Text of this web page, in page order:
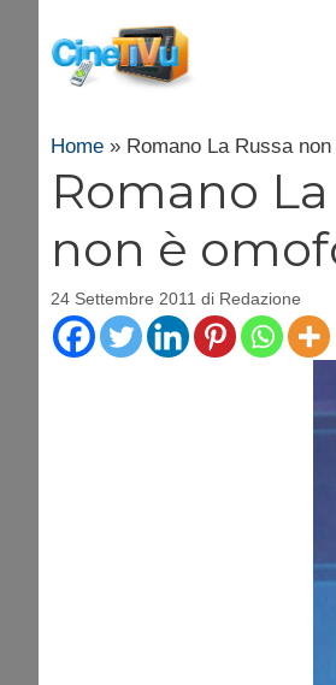
contenuto
Home » Romano La Russa
Romano
non è
24 Settembre 2011 di Redazione